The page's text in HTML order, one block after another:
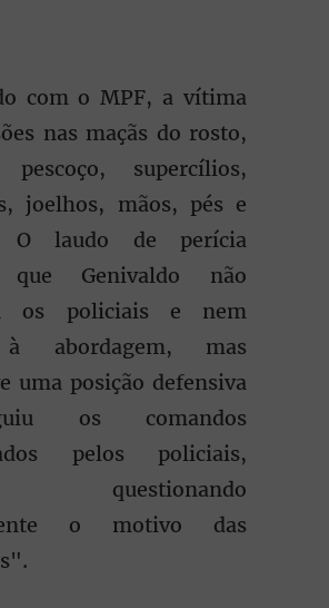
com o MPF, a vítima
nas maçãs do rosto,
pescoço, supercílios,
joelhos, mãos, pés e
O laudo de perícia
que Genivaldo não
os policiais e nem
abordagem, mas
uma posição defensiva
os comandos
pelos policiais,
questionando
o motivo das